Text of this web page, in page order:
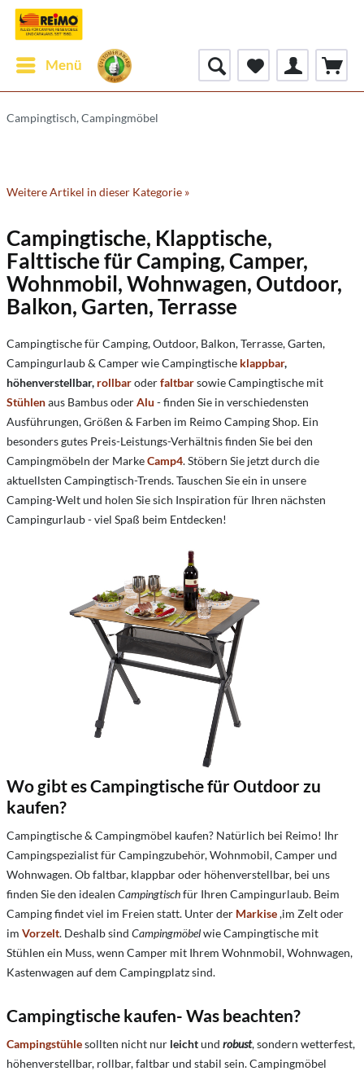
Menü
Campingtisch, Campingmöbel
Weitere Artikel in dieser Kategorie »
Campingtische, Klapptische,
Falttische für Camping, Camper,
Wohnmobil, Wohnwagen, Outdoor,
Balkon, Garten, Terrasse
Campingtische für Camping, Outdoor, Balkon, Terrasse, Garten,
Campingurlaub & Camper wie Campingtische klappbar,
höhenverstellbar, rollbaroderfaltbarsowie Campingtische mit
Stühlenaus Bambus oderAlu - finden Sie in verschiedensten
Ausführungen, Größen & Farben im Reimo Camping Shop. Ein
besonders gutes Preis-Leistungs-Verhältnis finden Sie bei den
Campingmöbeln der MarkeCamp4. Stöbern Sie jetzt durch die
aktuellsten Campingtisch-Trends. Tauschen Sie ein in unsere
Camping-Welt und holen Sie sich Inspiration für Ihren nächsten
Campingurlaub - viel Spaß beim Entdecken!
Wo gibt es Campingtische für Outdoor zu
kaufen?
Campingtische & Campingmöbel kaufen? Natürlich bei Reimo! Ihr
Campingspezialist für Campingzubehör, Wohnmobil, Camper und
Wohnwagen.Ob faltbar, klappbar oder höhenverstellbar, bei uns
finden Sie den idealen Campingtischfür Ihren Campingurlaub. Beim
Camping findet viel im Freien statt. Unter der Markise,im Zelt oder
im Vorzelt. Deshalb sind Campingmöbelwie Campingtische mit
Stühlen ein Muss, wenn Camper mit Ihrem Wohnmobil, Wohnwagen,
Kastenwagen auf dem Campingplatz sind.
Campingtische kaufen- Was beachten?
Campingstühlesollten nicht nur leichtund robust, sondern wetterfest,
höhenverstellbar, rollbar, faltbar und stabil sein. Campingmöbel